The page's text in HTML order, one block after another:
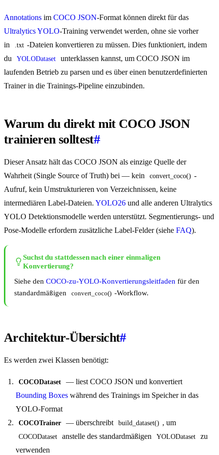
Annotations im COCO JSON-Format können direkt für das
Ultralytics YOLO-Training verwendet werden, ohne sie vorher
in
.txt -Dateien konvertieren zu müssen. Dies funktioniert, indem
du
YOLODataset
unterklassen kannst, um COCO JSON im
laufenden Betrieb zu parsen und es über einen benutzerdefinierten
Trainer in die Trainings-Pipeline einzubinden.
Warum du direkt mit COCO JSON
trainieren solltest#
Dieser Ansatz hält das COCO JSON als einzige Quelle der
Wahrheit (Single Source of Truth) bei — kein
convert_coco() -
Aufruf, kein Umstrukturieren von Verzeichnissen, keine
intermediären Label-Dateien. YOLO26 und alle anderen Ultralytics
YOLO Detektionsmodelle werden unterstützt. Segmentierungs- und
Pose-Modelle erfordern zusätzliche Label-Felder (siehe FAQ).
Suchst du stattdessen nach einer einmaligen
Konvertierung?
Siehe den COCO-zu-YOLO-Konvertierungsleitfaden für den
standardmäßigen
convert_coco() -Workflow.
Architektur-Übersicht#
Es werden zwei Klassen benötigt:
COCODataset
— liest COCO JSON und konvertiert
Bounding Boxes während des Trainings im Speicher in das
YOLO-Format
COCOTrainer — überschreibt build_dataset() , um
COCODataset anstelle des standardmäßigen YOLODataset
zu
verwenden